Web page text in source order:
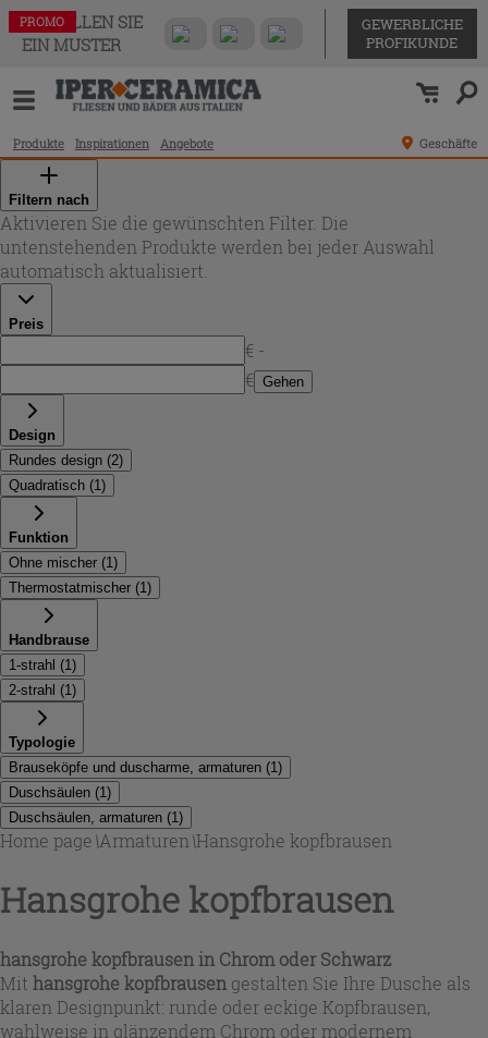
BESTELLEN SIE
EIN MUSTER
GEWERBLICHE
PROFIKUNDE
Produkte Inspirationen Angebote Geschäfte
Filtern nach
Aktivieren Sie die gewünschten Filter. Die
untenstehenden Produkte werden bei jeder Auswahl
automatisch aktualisiert.
Preis
€ -
€ Gehen
Design
Rundes design (2)
Quadratisch (1)
Funktion
Ohne mischer (1)
Thermostatmischer (1)
Handbrause
1-strahl (1)
2-strahl (1)
Typologie
Brauseköpfe und duscharme, armaturen (1)
Duschsäulen (1)
Duschsäulen, armaturen (1)
Home page\Armaturen \Hansgrohe kopfbrausen
Hansgrohe kopfbrausen
hansgrohe kopfbrausen in Chrom oder Schwarz
Mit hansgrohe kopfbrausen gestalten Sie Ihre Dusche als
klaren Designpunkt: runde oder eckige Kopfbrausen,
wahlweise in glänzendem Chrom oder modernem
PROMO
PROMO
PROMO